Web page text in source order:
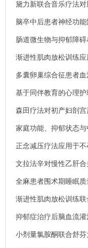
黛力新联合音乐疗法
影响.
脑卒中后患者神经功
态的相关性研究.
肠道微生物与抑郁障
渐进性肌肉放松训练
及睡眠质量的影响分析.
多囊卵巢综合征患者
基于同伴教育的心理
情绪及自我效能的影响.
森田疗法对初产妇剖
分析.
家庭功能、抑郁状态
的相关性.
正念减压疗法应用于
量的影响.
文拉法辛对慢性乙肝
响.
全麻患者围术期睡眠
渐进性肌肉放松训练
免疫功能的影响.
抑郁症治疗后脑血流
小剂量氯胺酮联合舒